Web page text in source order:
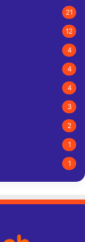
21
12
4
4
4
3
2
1
1